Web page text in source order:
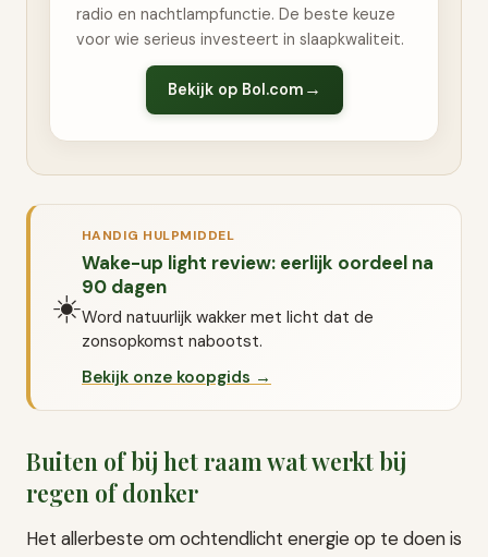
radio en nachtlampfunctie. De beste keuze
voor wie serieus investeert in slaapkwaliteit.
Bekijk op Bol.com
☀️
HANDIG HULPMIDDEL
Wake-up light review: eerlijk oordeel na
90 dagen
Word natuurlijk wakker met licht dat de
zonsopkomst nabootst.
Bekijk onze koopgids →
Buiten of bij het raam wat werkt bij
regen of donker
Het allerbeste om ochtendlicht energie op te doen is